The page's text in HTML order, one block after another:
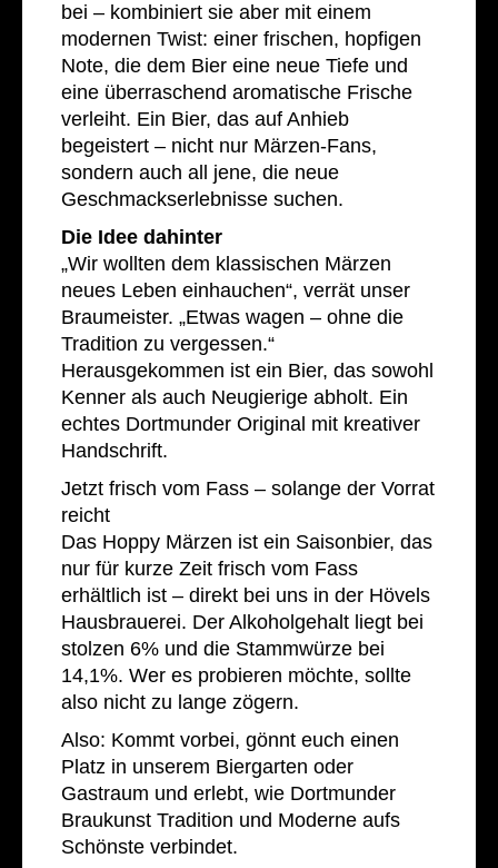
bei – kombiniert sie aber mit einem
modernen Twist: einer frischen, hopfigen
Note, die dem Bier eine neue Tiefe und
eine überraschend aromatische Frische
verleiht. Ein Bier, das auf Anhieb
begeistert – nicht nur Märzen-Fans,
sondern auch all jene, die neue
Geschmackserlebnisse suchen.
Die Idee dahinter
„Wir wollten dem klassischen Märzen
neues Leben einhauchen“, verrät unser
Braumeister. „Etwas wagen – ohne die
Tradition zu vergessen.“
Herausgekommen ist ein Bier, das sowohl
Kenner als auch Neugierige abholt. Ein
echtes Dortmunder Original mit kreativer
Handschrift.
Jetzt frisch vom Fass – solange der Vorrat
reicht
Das Hoppy Märzen ist ein Saisonbier, das
nur für kurze Zeit frisch vom Fass
erhältlich ist – direkt bei uns in der Hövels
Hausbrauerei. Der Alkoholgehalt liegt bei
stolzen 6% und die Stammwürze bei
14,1%. Wer es probieren möchte, sollte
also nicht zu lange zögern.
Also: Kommt vorbei, gönnt euch einen
Platz in unserem Biergarten oder
Gastraum und erlebt, wie Dortmunder
Braukunst Tradition und Moderne aufs
Schönste verbindet.